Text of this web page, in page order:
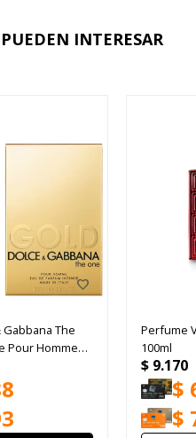
INTERESAR
The
Pour Homme
Perfume
100ml
$ 9.170
$
$